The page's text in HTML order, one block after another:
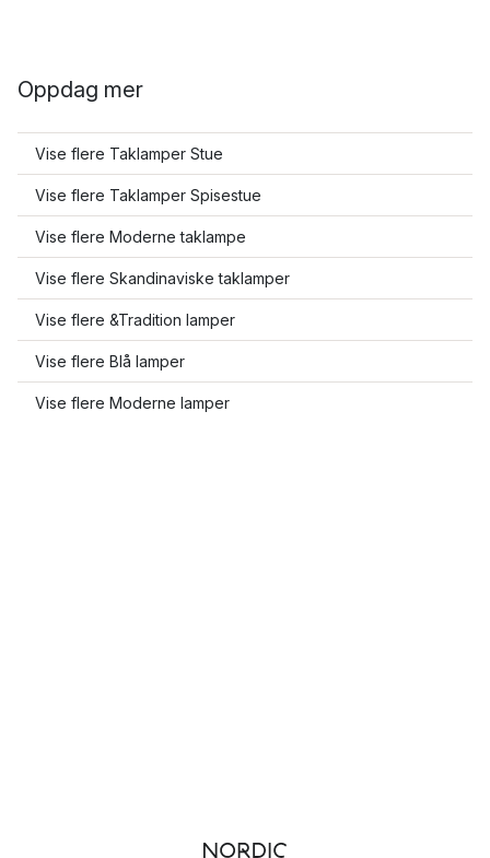
Oppdag mer
Vise flere Taklamper Stue
Vise flere Taklamper Spisestue
Vise flere Moderne taklampe
Vise flere Skandinaviske taklamper
Vise flere &Tradition lamper
Vise flere Blå lamper
Vise flere Moderne lamper